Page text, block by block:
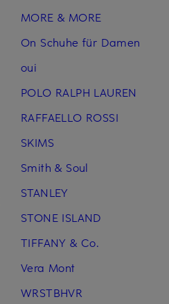
MORE & MORE
On Schuhe für Damen
oui
POLO RALPH LAUREN
RAFFAELLO ROSSI
SKIMS
Smith & Soul
STANLEY
STONE ISLAND
TIFFANY & Co.
Vera Mont
WRSTBHVR